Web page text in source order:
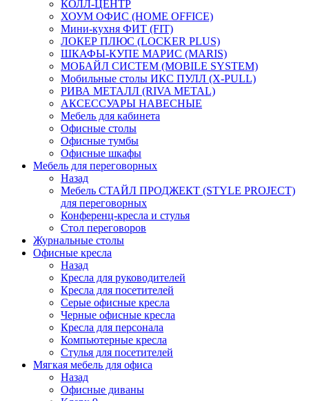
КОЛЛ-ЦЕНТР
ХОУМ ОФИС (HOME OFFICE)
Мини-кухня ФИТ (FIT)
ЛОКЕР ПЛЮС (LOCKER PLUS)
ШКАФЫ-КУПЕ МАРИС (MARIS)
МОБАЙЛ СИСТЕМ (MOBILE SYSTEM)
Мобильные столы ИКС ПУЛЛ (X-PULL)
РИВА МЕТАЛЛ (RIVA METAL)
АКСЕССУАРЫ НАВЕСНЫЕ
Мебель для кабинета
Офисные столы
Офисные тумбы
Офисные шкафы
Мебель для переговорных
Назад
Мебель СТАЙЛ ПРОДЖЕКТ (STYLE PROJECT)
для переговорных
Конференц-кресла и стулья
Стол переговоров
Журнальные столы
Офисные кресла
Назад
Кресла для руководителей
Кресла для посетителей
Серые офисные кресла
Черные офисные кресла
Кресла для персонала
Компьютерные кресла
Стулья для посетителей
Мягкая мебель для офиса
Назад
Офисные диваны